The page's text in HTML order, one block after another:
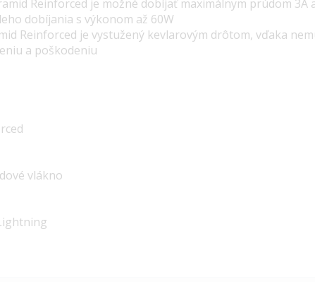
Reinforced je možné dobíjať maximálnym prúdom 3A
dobíjania s výkonom až 60W
Reinforced je vystužený kevlarovým drôtom, vďaka
a poškodeniu
vlákno